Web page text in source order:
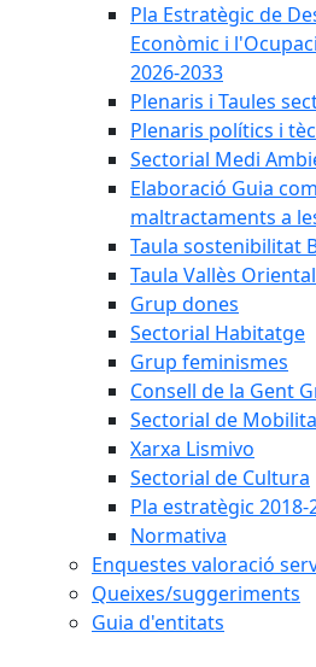
Pla Estratègic de
Econòmic i
2026-2033
Plenaris i Taules
Plenaris polítics i
Sectorial Medi
Elaboració Guia
maltractaments a
Taula sostenibilitat
Taula Vallès
Grup dones
Sectorial Habitatge
Grup feminismes
Consell de la Gent
Sectorial de
Xarxa Lismivo
Sectorial de Cultura
Pla estratègic 2018-
Normativa
Enquestes valoració
Queixes/suggeriments
Guia d'entitats